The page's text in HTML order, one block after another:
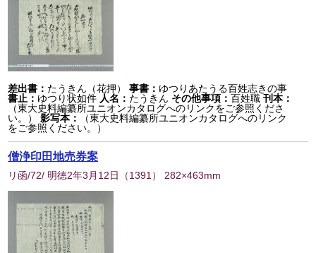
差出書： たうきん（花押） 事書： ゆつりあたうる百姓志きの事
書止： ゆつり状如件 人名： たうきん その他事項：百姓職 刊本：
（東大史料編纂所ユニオンカタログへのリンクをご参照くださ
い。）
影写本：
（東大史料編纂所ユニオンカタログへのリンク
をご参照ください。）
僧浄印田地売券案
リ函/72/ 明徳2年3月12日 （1391 ） 282×463mm